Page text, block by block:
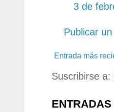
3 de
Publicar
Entrada más
Suscribirse a: